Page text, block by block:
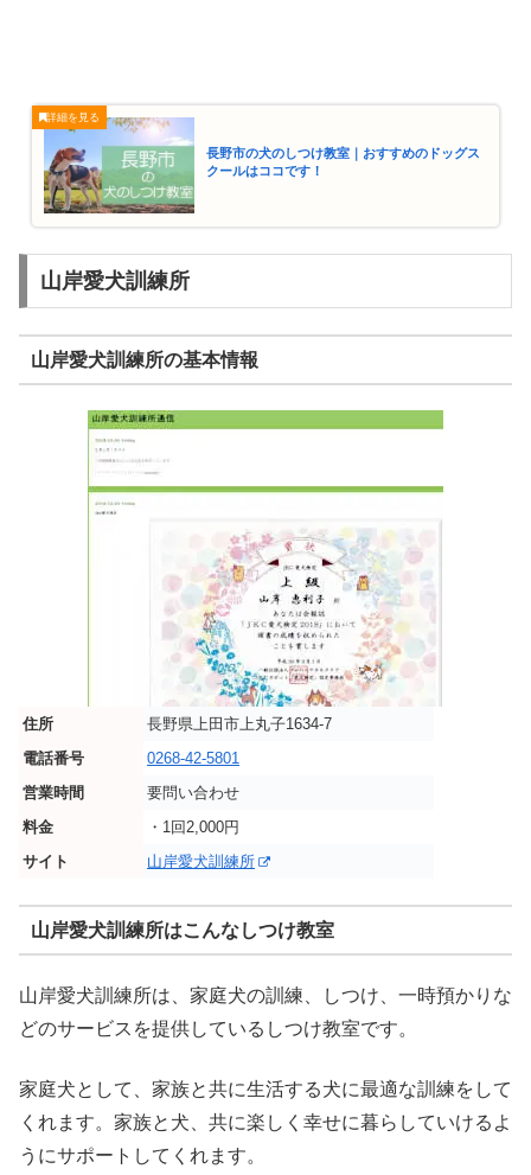
長野市の犬のしつけ教室｜おすすめのドッグス
クールはココです！
山岸愛犬訓練所
山岸愛犬訓練所の基本情報
住所
長野県上田市上丸子1634-7
電話番号
0268-42-5801
営業時間
要問い合わせ
料金
・1回2,000円
サイト
山岸愛犬訓練所
山岸愛犬訓練所はこんなしつけ教室
山岸愛犬訓練所は、家庭犬の訓練、しつけ、一時預かりな
どのサービスを提供しているしつけ教室です。
家庭犬として、家族と共に生活する犬に最適な訓練をして
くれます。家族と犬、共に楽しく幸せに暮らしていけるよ
うにサポートしてくれます。